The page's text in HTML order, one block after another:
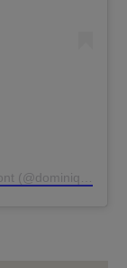
Een bericht gedeeld door Dominique de Bont (@dominiquedebont)